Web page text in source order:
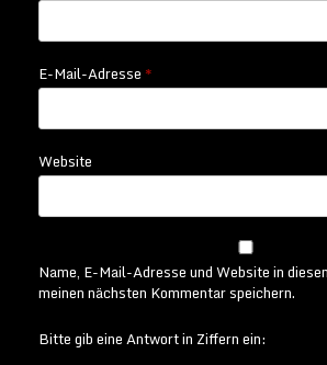
E-Mail-Adresse*
Website
Name, E-Mail-Adresse und Website in
meinen nächsten Kommentar speichern.
Bitte gib eine Antwort in Ziffern ein: